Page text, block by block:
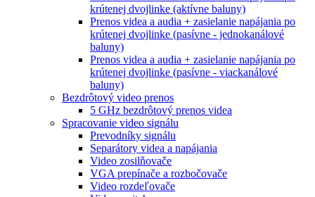
krútenej dvojlinke (aktívne baluny)
Prenos videa a audia + zasielanie napájania po
krútenej dvojlinke (pasívne - jednokanálové
baluny)
Prenos videa a audia + zasielanie napájania po
krútenej dvojlinke (pasívne - viackanálové
baluny)
Bezdrôtový video prenos
5 GHz bezdrôtový prenos videa
Spracovanie video signálu
Prevodníky signálu
Separátory videa a napájania
Video zosilňovače
VGA prepínače a rozbočovače
Video rozdeľovače